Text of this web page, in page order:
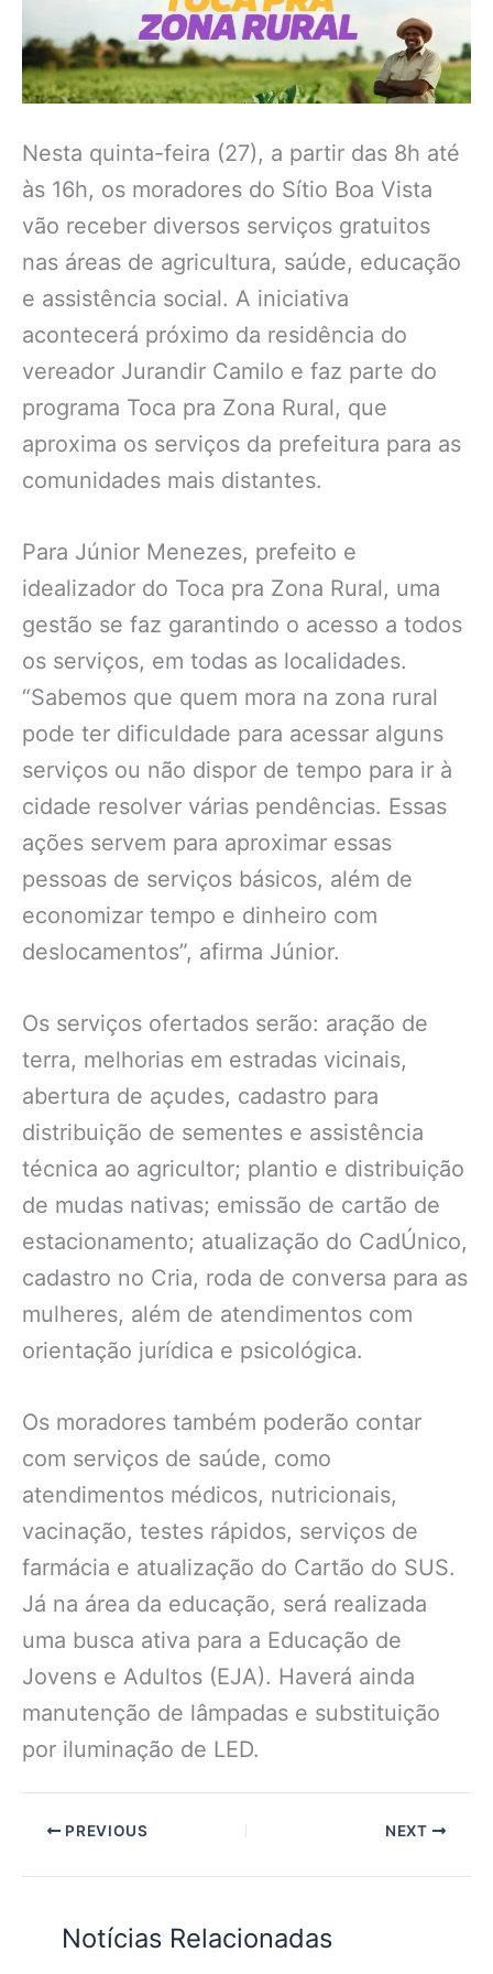
Nesta quinta-feira (27), a partir das 8h até
às 16h, os moradores do Sítio Boa Vista
vão receber diversos serviços gratuitos
nas áreas de agricultura, saúde, educação
e assistência social. A iniciativa
acontecerá próximo da residência do
vereador Jurandir Camilo e faz parte do
programa Toca pra Zona Rural, que
aproxima os serviços da prefeitura para as
comunidades mais distantes.
Para Júnior Menezes, prefeito e
idealizador do Toca pra Zona Rural, uma
gestão se faz garantindo o acesso a todos
os serviços, em todas as localidades.
“Sabemos que quem mora na zona rural
pode ter dificuldade para acessar alguns
serviços ou não dispor de tempo para ir à
cidade resolver várias pendências. Essas
ações servem para aproximar essas
pessoas de serviços básicos, além de
economizar tempo e dinheiro com
deslocamentos”, afirma Júnior.
Os serviços ofertados serão: aração de
terra, melhorias em estradas vicinais,
abertura de açudes, cadastro para
distribuição de sementes e assistência
técnica ao agricultor; plantio e distribuição
de mudas nativas; emissão de cartão de
estacionamento; atualização do CadÚnico,
cadastro no Cria, roda de conversa para as
mulheres, além de atendimentos com
orientação jurídica e psicológica.
Os moradores também poderão contar
com serviços de saúde, como
atendimentos médicos, nutricionais,
vacinação, testes rápidos, serviços de
farmácia e atualização do Cartão do SUS.
Já na área da educação, será realizada
uma busca ativa para a Educação de
Jovens e Adultos (EJA). Haverá ainda
manutenção de lâmpadas e substituição
por iluminação de LED.
PREVIOUS NEXT
Notícias Relacionadas